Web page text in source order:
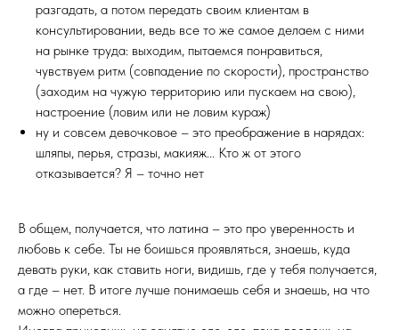
разгадать, а потом передать своим клиентам в
консультировании, ведь все то же самое делаем с ними
на рынке труда: выходим, пытаемся понравиться,
чувствуем ритм (совпадение по скорости), пространство
(заходим на чужую территорию или пускаем на свою),
настроение (ловим или не ловим кураж)
ну и совсем девочковое – это преображение в нарядах:
шляпы, перья, стразы, макияж... Кто ж от этого
отказывается? Я – точно нет
В общем, получается, что латина – это про уверенность и
любовь к себе. Ты не боишься проявляться, знаешь, куда
девать руки, как ставить ноги, видишь, где у тебя получается,
а где – нет. В итоге лучше понимаешь себя и знаешь, на что
можно опереться.